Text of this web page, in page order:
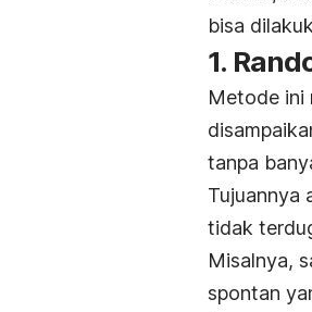
bisa
1.
Metode ini
tanpa
Tujuannya
tidak
Misalnya,
spontan